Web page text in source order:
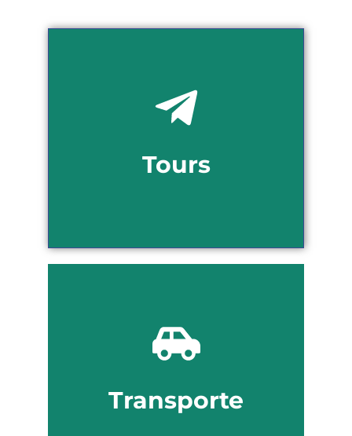
Tours
Descubre todos nuestros planes
turísticos y disfruta de un país
Transporte
puerta
Muévete por Colombia con nuestro